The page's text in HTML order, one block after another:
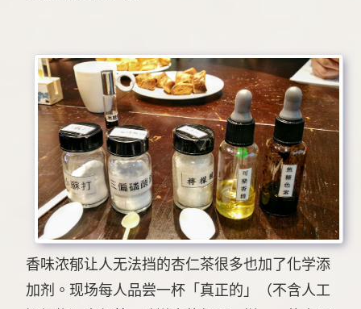
香味浓郁让人无法挡的杏仁茶很多也加了化学添
加剂。现场每人品尝一杯「真正的」（不含人工